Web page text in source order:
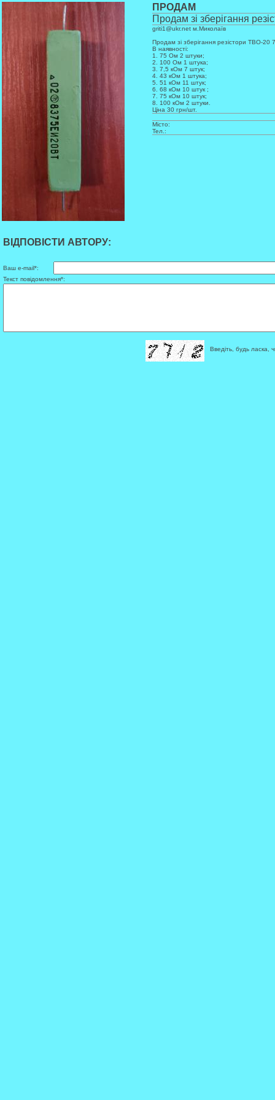
ПРОДАМ
Продам зі зберігання
griti1@ukr.net м.Миколаїв
Продам зі зберігання резістори ТВО-
В наявності:
1. 75 Ом 2 штуки;
2. 100 Ом 1 штука;
3. 7,5 кОм 7 штук;
4. 43 кОм 1 штука;
5. 51 кОм 11 штук;
6. 68 кОм 10 штук ;
7. 75 кОм 10 штук;
8. 100 кОм 2 штуки.
Ціна 30 грн/шт.
Місто:
Тел.:
ВІДПОВІСТИ АВТОРУ:
Ваш e-mail*:
Текст повідомлення*:
Введіть, будь ласка,